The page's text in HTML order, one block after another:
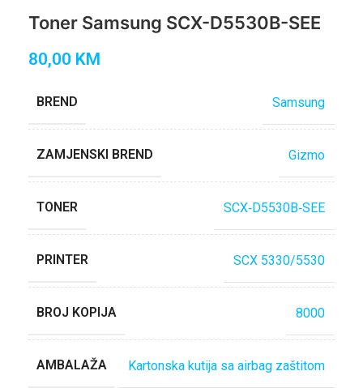
Toner Samsung SCX-D5530B-SEE
80,00 KM
BREND Samsung
ZAMJENSKI BREND Gizmo
TONER SCX‐D5530B‐SEE
PRINTER SCX 5330/5530
BROJ KOPIJA 8000
AMBALAŽA Kartonska kutija sa airbag zaštitom